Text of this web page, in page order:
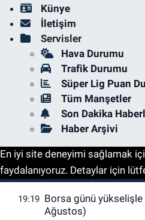
Künye
İletişim
Servisler
Hava Durumu
Trafik Durumu
Süper Lig Puan
Tüm Manşetler
Son Dakika
Haber Arşivi
En iyi site deneyimi sağlamak
faydalanıyoruz. Detaylar için
19:19 Borsa günü yükselişle
Ağustos)